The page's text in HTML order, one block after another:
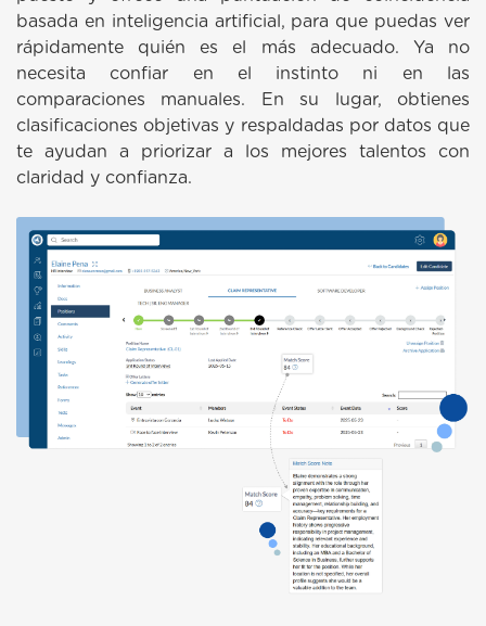
basada en inteligencia artificial, para que puedas ver
rápidamente quién es el más adecuado. Ya no
necesita confiar en el instinto ni en las
comparaciones manuales. En su lugar, obtienes
clasificaciones objetivas y respaldadas por datos que
te ayudan a priorizar a los mejores talentos con
claridad y confianza.